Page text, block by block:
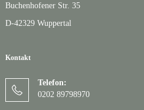
Buchenhofener Str. 35
D-42329 Wuppertal
Kontakt
Telefon:
0202 89798970